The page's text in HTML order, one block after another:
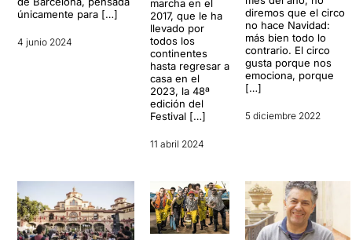
únicamente para […]
4 junio 2024
marcha en el
2017, que le ha
llevado por
todos los
continentes
hasta regresar a
casa en el
2023, la 48ª
edición del
Festival […]
11 abril 2024
diremos que el circo
no hace Navidad:
más bien todo lo
contrario. El circo
gusta porque nos
emociona, porque
[…]
5 diciembre 2022